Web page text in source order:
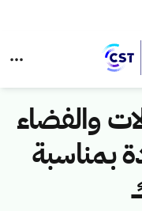
والفضاء
بمناسبة